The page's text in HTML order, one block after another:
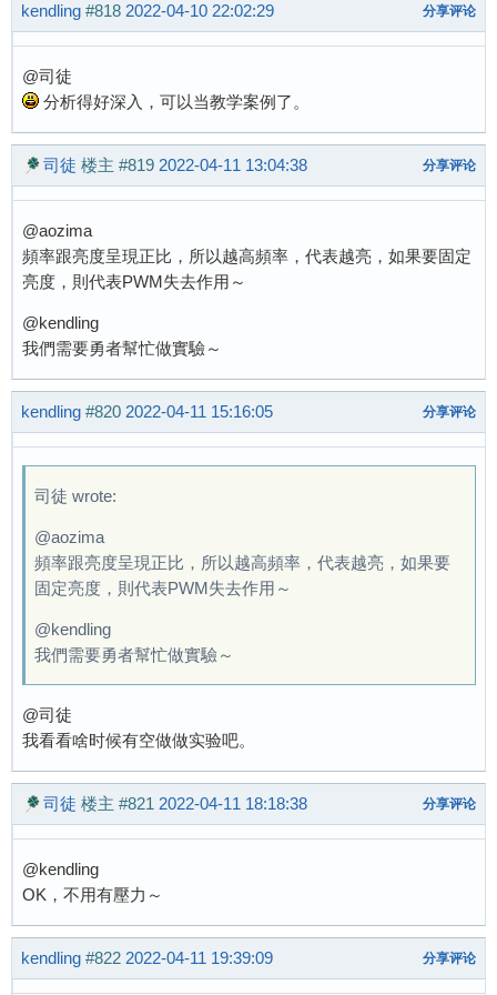
kendling #818 2022-04-10 22:02:29 分享评论
@司徒
分析得好深入，可以当教学案例了。
司徒 楼主 #819 2022-04-11 13:04:38 分享评论
@aozima
頻率跟亮度呈現正比，所以越高頻率，代表越亮，如果要固定
亮度，則代表PWM失去作用～
@kendling
我們需要勇者幫忙做實驗～
kendling #820 2022-04-11 15:16:05 分享评论
司徒 wrote:
@aozima
頻率跟亮度呈現正比，所以越高頻率，代表越亮，如果要
固定亮度，則代表PWM失去作用～
@kendling
我們需要勇者幫忙做實驗～
@司徒
我看看啥时候有空做做实验吧。
司徒 楼主 #821 2022-04-11 18:18:38 分享评论
@kendling
OK，不用有壓力～
kendling #822 2022-04-11 19:39:09 分享评论